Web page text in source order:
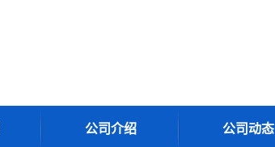
公司介绍 公司动态